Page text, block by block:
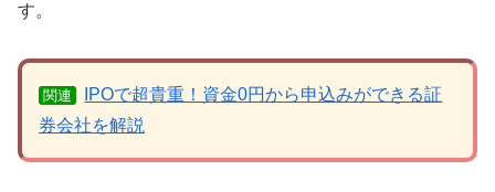
す。
関連
IPOで超貴重！資金0円から申込みができる証
券会社を解説